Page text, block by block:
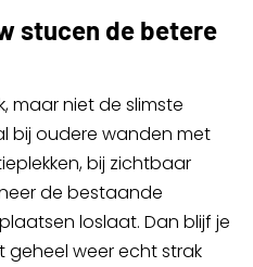
stucen de betere
maar niet de slimste
bij oudere wanden met
bij zichtbaar
de bestaande
loslaat. Dan blijf je
geheel weer echt strak